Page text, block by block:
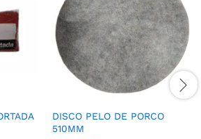
DISCO PELO DE PORCO
510MM